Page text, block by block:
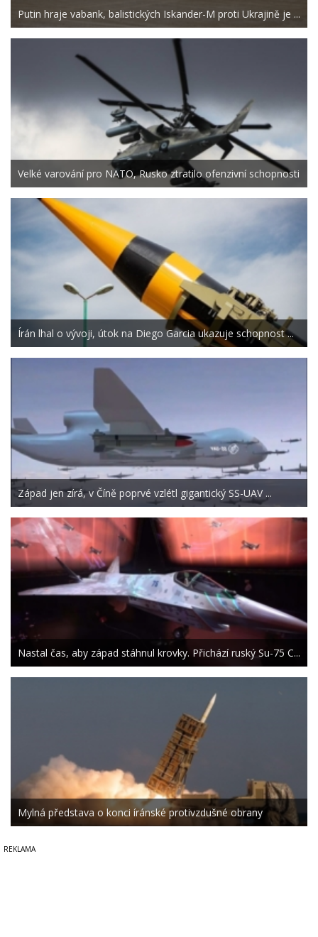
Putin hraje vabank, balistických Iskander-M proti Ukrajině je ...
Velké varování pro NATO, Rusko ztratilo ofenzivní schopnosti
Írán lhal o vývoji, útok na Diego Garcia ukazuje schopnost ...
Západ jen zírá, v Číně poprvé vzlétl gigantický SS-UAV ...
Nastal čas, aby západ stáhnul krovky. Přichází ruský Su-75 C...
Mylná představa o konci íránské protivzdušné obrany